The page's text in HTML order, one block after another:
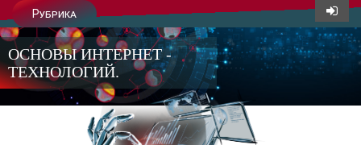
Рубрика
ОСНОВЫ ИНТЕРНЕТ -
ТЕХНОЛОГИЙ.